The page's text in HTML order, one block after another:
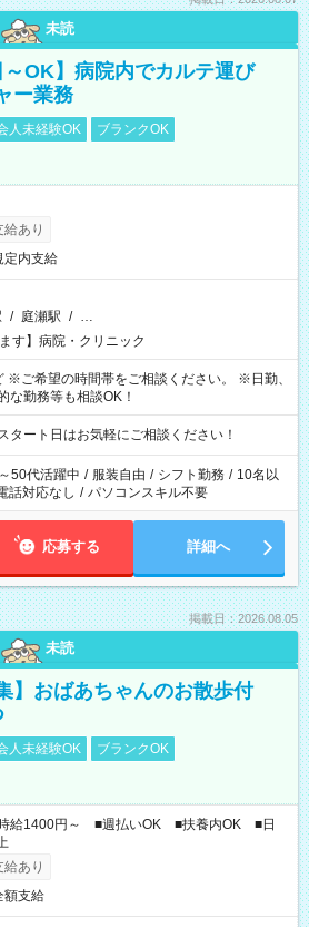
未読
～OK】病院内でカルテ運び
ー業務
人未経験OK
ブランクOK
あり
定内支給
/ 庭瀬駅 / …
す】病院・クリニック
な勤務等も相談OK！
ート日はお気軽にご相談ください！
50代活躍中 / 服装自由 / シフト勤務 / 10名以
話対応なし / パソコンスキル不要
応募する 詳細へ
掲載日：2026.08.05
未読
】おばあちゃんのお散歩付
人未経験OK
ブランクOK
給1400円～ ■週払いOK ■扶養内OK ■日
あり
額支給